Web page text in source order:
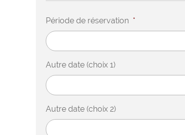
Période de réservation *
Autre date (choix 1)
Autre date (choix 2)